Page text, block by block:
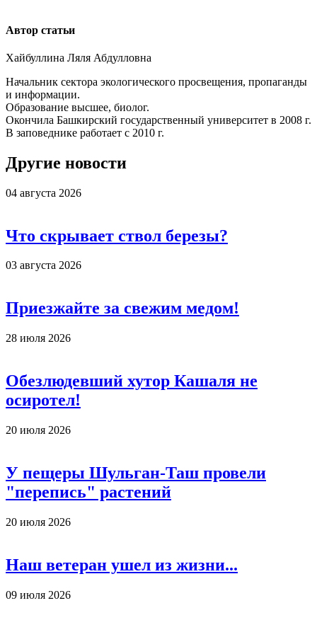
Автор статьи
Хайбуллина Ляля Абдулловна
Начальник сектора экологического просвещения, пропаганды
и информации.
Образование высшее, биолог.
Окончила Башкирский государственный университет в 2008 г.
В заповеднике работает с 2010 г.
Другие новости
04 августа 2026
Что скрывает ствол березы?
03 августа 2026
Приезжайте за свежим медом!
28 июля 2026
Обезлюдевший хутор Кашаля не
осиротел!
20 июля 2026
У пещеры Шульган-Таш провели
"перепись" растений
20 июля 2026
Наш ветеран ушел из жизни...
09 июля 2026